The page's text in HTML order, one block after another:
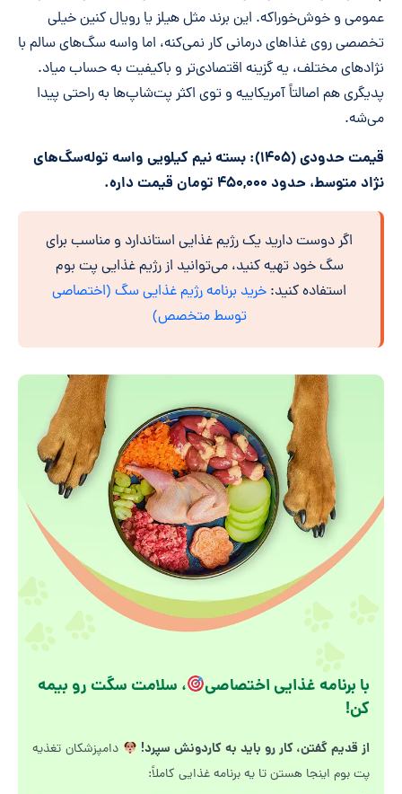
عمومی و خوش‌خوراکه. این برند مثل هیلز یا رویال کنین خیلی
تخصصی روی غذاهای درمانی کار نمی‌کنه، اما واسه سگ‌های سالم با
نژادهای مختلف، یه گزینه اقتصادی‌تر و باکیفیت به حساب میاد.
پدیگری هم اصالتاً آمریکاییه و توی اکثر پت‌شاپ‌ها به راحتی پیدا
می‌شه.
قیمت حدودی (۱۴۰۵): بسته نیم کیلویی واسه توله‌سگ‌های
نژاد متوسط، حدود ۴۵۰,۰۰۰ تومان قیمت داره.
اگر دوست دارید یک رژیم غذایی استاندارد و مناسب برای
سگ خود تهیه کنید، می‌توانید از رژیم غذایی پت بوم
استفاده کنید: خرید برنامه رژیم غذایی سگ (اختصاصی
توسط متخصص)
با برنامه غذایی اختصاصی
، سلامت سگت رو بیمه
کن!
از قدیم گفتن، کار رو باید به کاردونش سپرد!
دامپزشکان تغذیه
پت بوم اینجا هستن تا یه برنامه غذایی کاملاً: